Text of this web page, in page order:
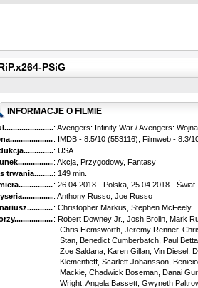
PSiG
INFORMACJE O FILMIE
: Avengers: Infinity War / Avengers:
: IMDB - 8.5/10 (553116), Filmweb - 8.3/
: USA
: Akcja, Przygodowy, Fantasy
trwania......................................
: 149 min.
: 26.04.2018 - Polska, 25.04.2018 - Świat
: Anthony Russo, Joe Russo
: Christopher Markus, Stephen McFeely
: Robert Downey Jr., Josh Brolin, Mark
Chris Hemsworth, Jeremy Renner,
Stan, Benedict Cumberbatch, Paul
Zoe Saldana, Karen Gillan, Vin Diesel,
Klementieff, Scarlett Johansson,
Mackie, Chadwick Boseman, Danai
Wright, Angela Bassett, Gwyneth